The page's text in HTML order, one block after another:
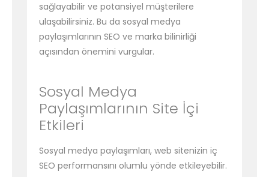
sağlayabilir ve potansiyel müşterilere
ulaşabilirsiniz. Bu da sosyal medya
paylaşımlarının SEO ve marka bilinirliği
açısından önemini vurgular.
Sosyal Medya
Paylaşımlarının Site İçi
Etkileri
Sosyal medya paylaşımları, web sitenizin iç
SEO performansını olumlu yönde etkileyebilir.